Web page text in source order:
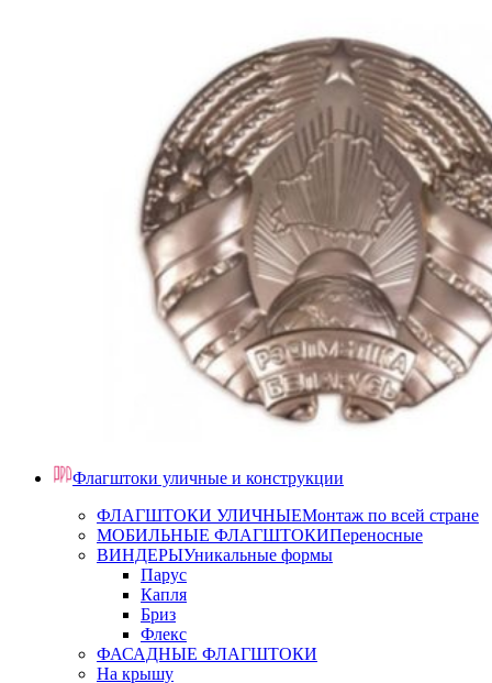
Флагштоки уличные и конструкции
ФЛАГШТОКИ УЛИЧНЫЕМонтаж по всей стране
МОБИЛЬНЫЕ ФЛАГШТОКИПереносные
ВИНДЕРЫУникальные формы
Парус
Капля
Бриз
Флекс
ФАСАДНЫЕ ФЛАГШТОКИ
На крышу